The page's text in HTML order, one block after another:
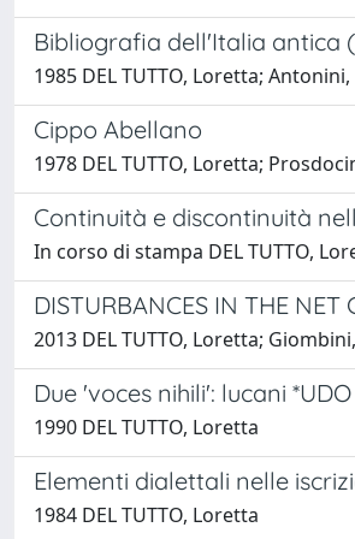
Bibliografia dell'Italia antica
1985 DEL TUTTO, Loretta; Antonini,
Cippo Abellano
1978 DEL TUTTO, Loretta;
Continuità e discontinuità
In corso di stampa DEL TUTTO,
DISTURBANCES IN THE NET
2013 DEL TUTTO, Loretta;
Due 'voces nihili': lucani
1990 DEL TUTTO, Loretta
Elementi dialettali nelle
1984 DEL TUTTO, Loretta